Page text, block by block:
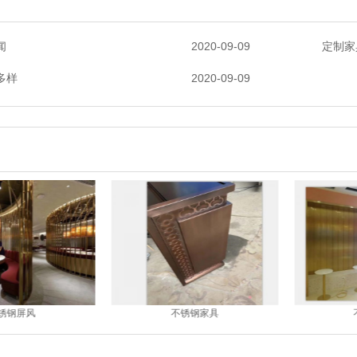
2020-09-09 定制
样 2020-09-09
钢屏风 不锈钢家具